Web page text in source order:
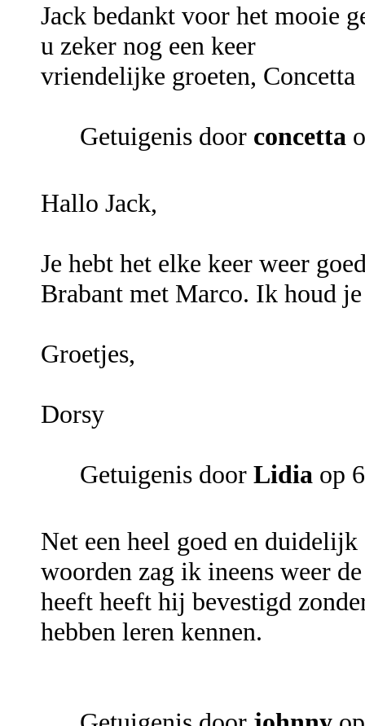
Jack bedankt voor het mooie
u zeker nog een keer
vriendelijke groeten, Concetta
Getuigenis door concetta
Hallo Jack,
Je hebt het elke keer weer
Brabant met Marco. Ik houd
Groetjes,
Dorsy
Getuigenis door Lidia op
Net een heel goed en
woorden zag ik ineens weer
heeft heeft hij bevestigd
hebben leren kennen.